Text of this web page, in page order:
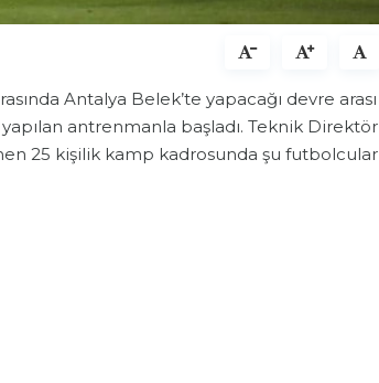
Antalya Belek’te yapacağı devre arası
antrenmanla başladı. Teknik Direktör
25 kişilik kamp kadrosunda şu futbolcular